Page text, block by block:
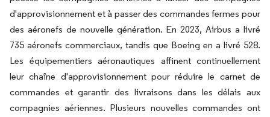
d'approvisionnement et à passer des commandes fermes pour
des aéronefs de nouvelle génération. En 2023, Airbus a livré
735 aéronefs commerciaux, tandis que Boeing en a livré 528.
Les équipementiers aéronautiques affinent continuellement
leur chaîne d'approvisionnement pour réduire le carnet de
commandes et garantir des livraisons dans les délais aux
compagnies aériennes. Plusieurs nouvelles commandes ont